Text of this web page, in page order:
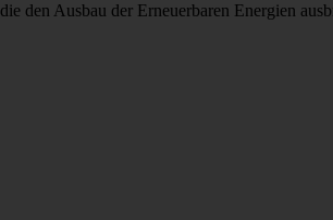
die den Ausbau der Erneuerbaren Energien